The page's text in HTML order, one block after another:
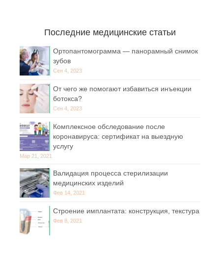
Последние медицинские статьи
Ортопантомограмма — панорамный снимок
зубов
Сен 4, 2023
От чего же помогают избавиться инъекции
ботокса?
Сен 4, 2023
Комплексное обследование после
коронавируса: сертификат на выездную
услугу
Мар 21, 2021
Валидация процесса стерилизации
медицинских изделий
Фев 14, 2021
Строение имплантата: конструкция, текстура
Фев 8, 2021